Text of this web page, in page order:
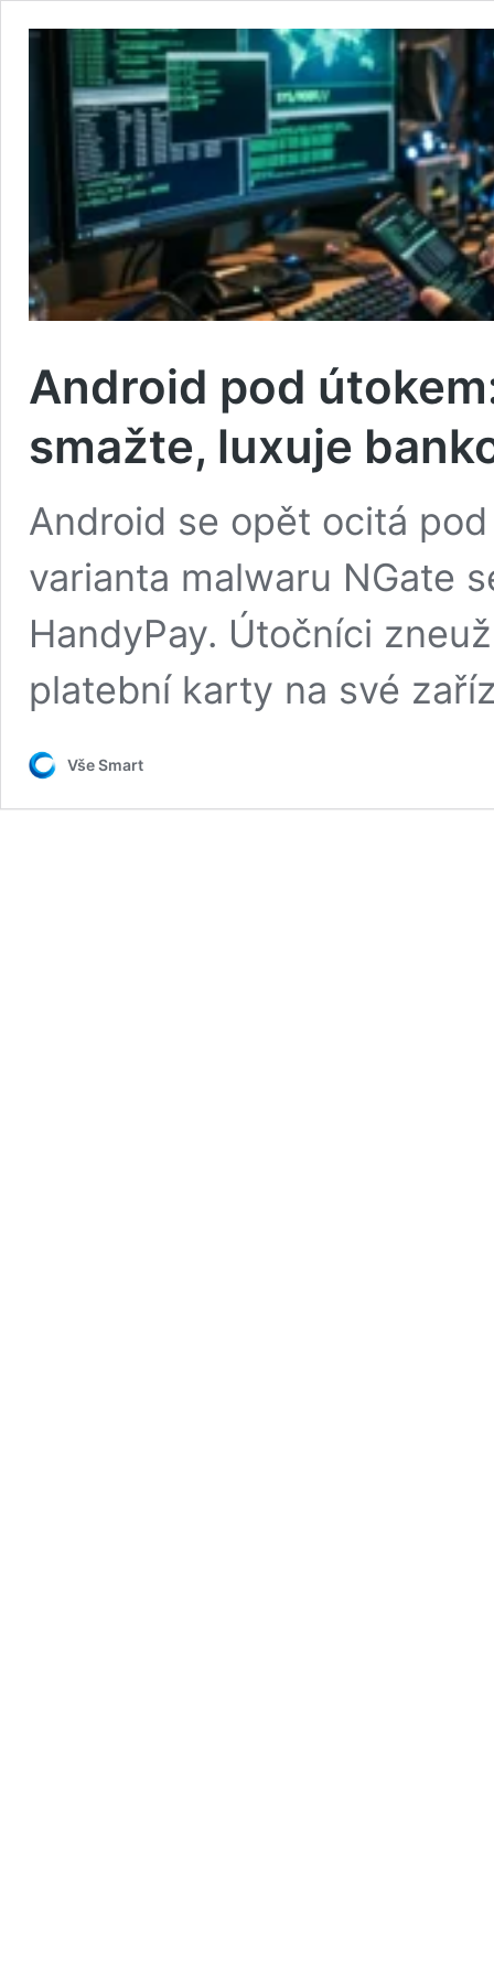
Android pod
smažte, luxuje
Android se opět ocitá
varianta malwaru NGate
HandyPay. Útočníci
platební karty na své
Vše Smart